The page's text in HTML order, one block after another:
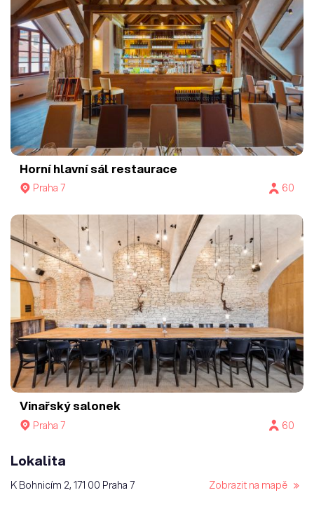
Horní hlavní sál restaurace
Praha 7 60
Vinařský salonek
Praha 7 60
Lokalita
K Bohnicím 2, 171 00 Praha 7 Zobrazit na mapě